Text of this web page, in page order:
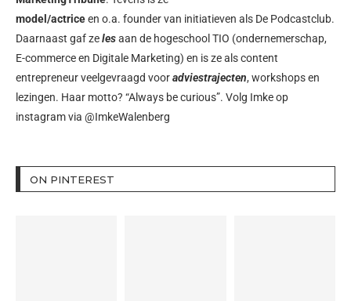
model/actriceen o.a. founder van initiatieven als De Podcastclub.
Daarnaast gaf zelesaan de hogeschool TIO (ondernemerschap,
E-commerce en Digitale Marketing) en is ze als content
entrepreneur veelgevraagd vooradviestrajecten, workshops en
lezingen. Haar motto? “Always be curious”. Volg Imke op
instagram via @ImkeWalenberg
ON PINTEREST